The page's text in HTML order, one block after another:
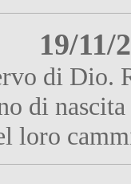
19/11/
di Dio.
di
loro